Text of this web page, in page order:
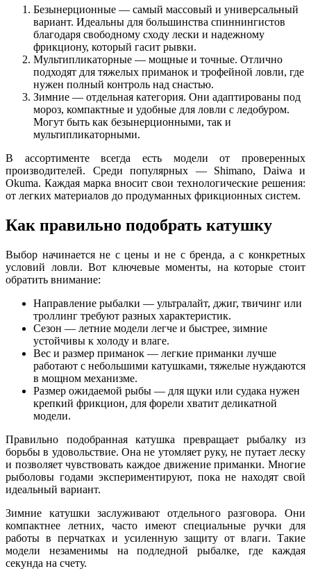
Безынерционные — самый массовый и универсальный
вариант. Идеальны для большинства спиннингистов
благодаря свободному сходу лески и надежному
фрикциону, который гасит рывки.
Мультипликаторные — мощные и точные. Отлично
подходят для тяжелых приманок и трофейной ловли, где
нужен полный контроль над снастью.
Зимние — отдельная категория. Они адаптированы под
мороз, компактные и удобные для ловли с ледобуром.
Могут быть как безынерционными, так и
мультипликаторными.
В ассортименте всегда есть модели от проверенных
производителей. Среди популярных — Shimano, Daiwa и
Okuma. Каждая марка вносит свои технологические решения:
от легких материалов до продуманных фрикционных систем.
Как правильно подобрать катушку
Выбор начинается не с цены и не с бренда, а с конкретных
условий ловли. Вот ключевые моменты, на которые стоит
обратить внимание:
Направление рыбалки — ультралайт, джиг, твичинг или
троллинг требуют разных характеристик.
Сезон — летние модели легче и быстрее, зимние
устойчивы к холоду и влаге.
Вес и размер приманок — легкие приманки лучше
работают с небольшими катушками, тяжелые нуждаются
в мощном механизме.
Размер ожидаемой рыбы — для щуки или судака нужен
крепкий фрикцион, для форели хватит деликатной
модели.
Правильно подобранная катушка превращает рыбалку из
борьбы в удовольствие. Она не утомляет руку, не путает леску
и позволяет чувствовать каждое движение приманки. Многие
рыболовы годами экспериментируют, пока не находят свой
идеальный вариант.
Зимние катушки заслуживают отдельного разговора. Они
компактнее летних, часто имеют специальные ручки для
работы в перчатках и усиленную защиту от влаги. Такие
модели незаменимы на подледной рыбалке, где каждая
секунда на счету.